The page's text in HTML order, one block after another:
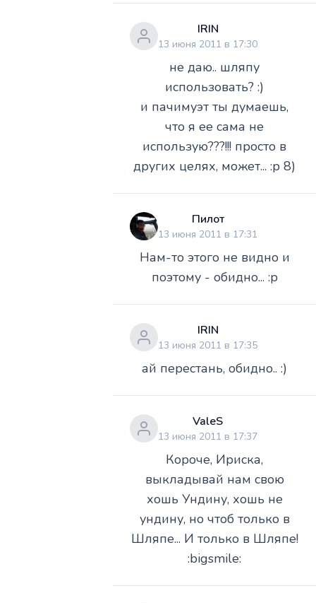
IRIN
13 июня 2011 в 17:30
не даю.. шляпу
использовать? :)
и пачимуэт ты думаешь,
что я ее сама не
использую???!!! просто в
других целях, может... :p 8)
Пилот
13 июня 2011 в 17:31
Нам-то этого не видно и
поэтому - обидно... :p
IRIN
13 июня 2011 в 17:35
ай перестань, обидно.. :)
ValeS
13 июня 2011 в 17:37
Короче, Ириска,
выкладывай нам свою
хошь Ундину, хошь не
ундину, но чтоб только в
Шляпе... И только в Шляпе!
:bigsmile: